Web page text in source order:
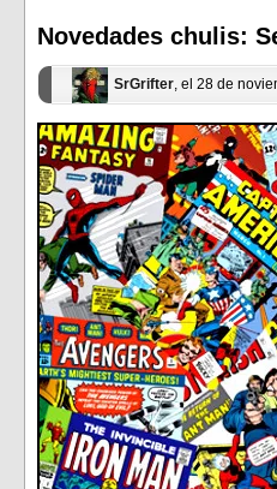
ventana
nueva)
ventana
nueva)
Novedades chulis:
SrGrifter, el 28 de